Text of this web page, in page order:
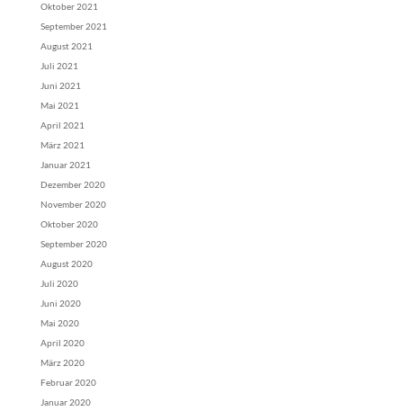
Oktober 2021
September 2021
August 2021
Juli 2021
Juni 2021
Mai 2021
April 2021
März 2021
Januar 2021
Dezember 2020
November 2020
Oktober 2020
September 2020
August 2020
Juli 2020
Juni 2020
Mai 2020
April 2020
März 2020
Februar 2020
Januar 2020